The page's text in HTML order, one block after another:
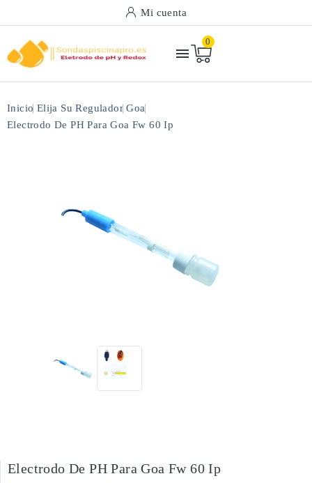
Mi cuenta

0
Inicio Elija Su Regulador Goa
Electrodo De PH Para Goa Fw 60 Ip
Electrodo De PH Para Goa Fw 60 Ip